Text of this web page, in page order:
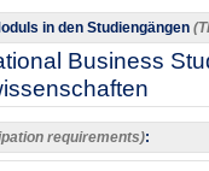
in den Studiengängen
Business
requirements):